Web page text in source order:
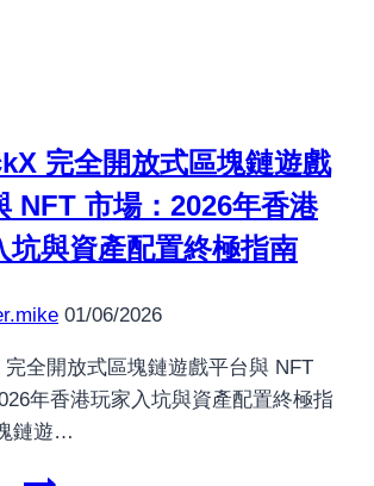
院
完
整
評
｜
2025
台
灣
完全開放式區塊鏈遊戲
NFT 市場：2026年香港
坑與資產配置終極指南
01/06/2026
完全開放式區塊鏈遊戲平台與 NFT
年香港玩家入坑與資產配置終極指
鏈遊…